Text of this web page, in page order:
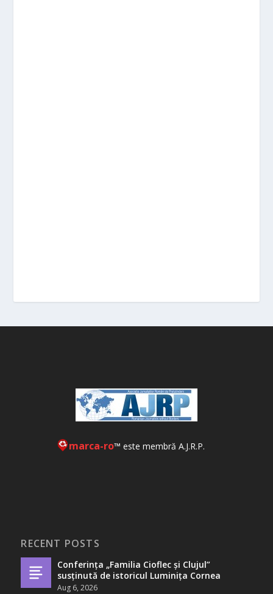
marca-ro™ este membră A.J.R.P.
RECENT POSTS
Conferința „Familia Cioflec și Clujul”
susținută de istoricul Luminița Cornea
Aug 6, 2026